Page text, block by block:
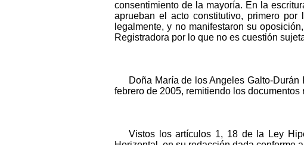
consentimiento de la mayoría. En la
aprueban el acto constitutivo, primero
legalmente, y no manifestaron su
Registradora por lo que no es cuestión
Doña María de los Angeles Galto-
febrero de 2005, remitiendo los
Vistos los artículos 1, 18 de la Ley